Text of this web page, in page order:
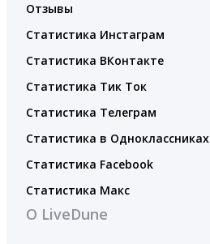
Отзывы
Статистика Инстаграм
Статистика ВКонтакте
Статистика Тик Ток
Статистика Телеграм
Статистика в Одноклассниках
Статистика Facebook
Статистика Макс
О LiveDune